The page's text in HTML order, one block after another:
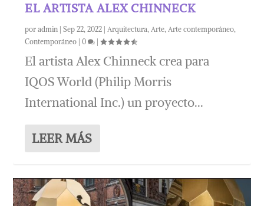
EL ARTISTA ALEX CHINNECK
poradmin |Sep 22, 2022 |Arquitectura,Arte,Arte contemporáneo,
Contemporáneo |0 |
El artista Alex Chinneck crea para
IQOS World (Philip Morris
International Inc.) un proyecto...
LEER MÁS